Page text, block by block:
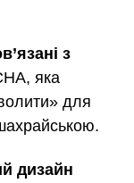
з
яка
для
дизайн